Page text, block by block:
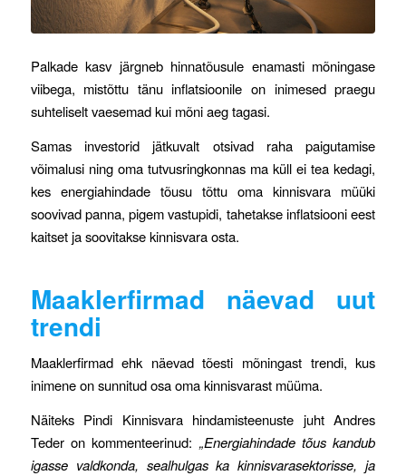
Palkade kasv järgneb hinnatõusule enamasti mõningase
viibega, mistõttu tänu inflatsioonile on inimesed praegu
suhteliselt vaesemad kui mõni aeg tagasi.
Samas investorid jätkuvalt otsivad raha paigutamise
võimalusi ning oma tutvusringkonnas ma küll ei tea kedagi,
kes energiahindade tõusu tõttu oma kinnisvara müüki
soovivad panna, pigem vastupidi, tahetakse inflatsiooni eest
kaitset ja soovitakse kinnisvara osta.
Maaklerfirmad näevad uut
trendi
Maaklerfirmad ehk näevad tõesti mõningast trendi, kus
inimene on sunnitud osa oma kinnisvarast müüma.
Näiteks Pindi Kinnisvara hindamisteenuste juht Andres
Teder on kommenteerinud: „Energiahindade tõus kandub
igasse valdkonda, sealhulgas ka kinnisvarasektorisse, ja